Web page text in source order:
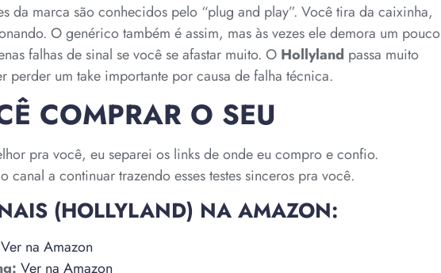
da marca são conhecidos pelo “plug and play”. Você tira da caixinha,
O genérico também é assim, mas às vezes ele demora um pouco
falhas de sinal se você se afastar muito. O Hollyland passa muito
perder um take importante por causa de falha técnica.
COMPRAR O SEU
pra você, eu separei os links de onde eu compro e confio.
a continuar trazendo esses testes sinceros pra você.
(HOLLYLAND) NA AMAZON:
Ver na Amazon
Ver na Amazon